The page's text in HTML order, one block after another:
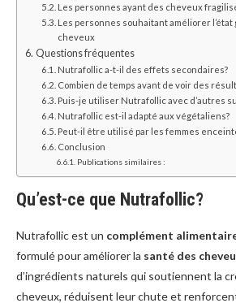
Les personnes ayant des cheveux
Les personnes souhaitant améliorer
cheveux
Questions fréquentes
Nutrafollic a-t-il des effets secondaires?
Combien de temps avant de voir des
Puis-je utiliser Nutrafollic avec d’autres
Nutrafollic est-il adapté aux végétaliens?
Peut-il être utilisé par les femmes
Conclusion
Publications similaires :
Qu’est-ce que Nutrafollic?
Nutrafollic est un complément
formulé pour améliorer la santé des
d’ingrédients naturels qui soutiennent la
cheveux, réduisent leur chute et